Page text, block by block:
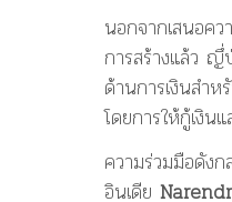
นอกจากเสนอคว
การสร้างแล้ว ญึ่
ด้านการเงินสำ
โดยการให้กู้เงิน
ความร่วมมือดัง
อินเดีย